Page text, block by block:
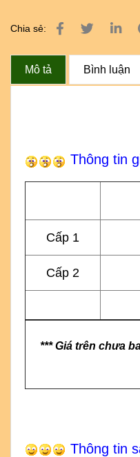
Chia sẻ:
Mô tả Bình luận
Thông tin
Cấp 1
Cấp 2
*** Giá trên chưa
Thông tin